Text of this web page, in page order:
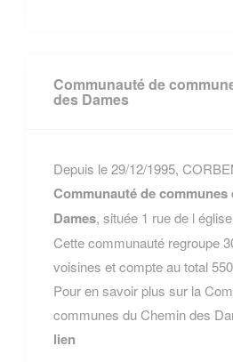
Communauté de
des Dames
Depuis le 29/12/1995,
Communauté de communes
Dames, située 1 rue de l
Cette communauté regroupe
voisines et compte au total
Pour en savoir plus sur la
communes du Chemin des
lien